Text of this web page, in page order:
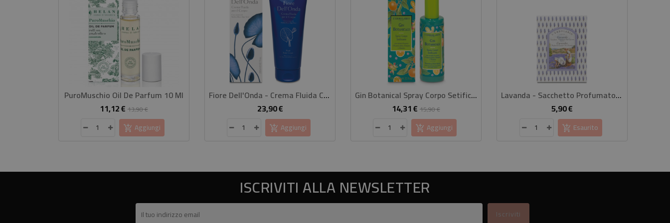
PuroMuschio Oil De Parfum 10 Ml
11,12 €Prezzo
base
13,90 €Prezzo
Aggiungi
Fiore Dell'Onda - Crema Fluida Corpo
23,90 €Prezzo
Aggiungi
Gin Botanical Spray Corpo Setificante 100 Ml
14,31 €Prezzo
base
15,90 €Prezzo
Aggiungi
Lavanda - Sacchetto Profumato Per Cassetti
5,90 €
Esaurito
ISCRIVITI ALLA NEWSLETTER